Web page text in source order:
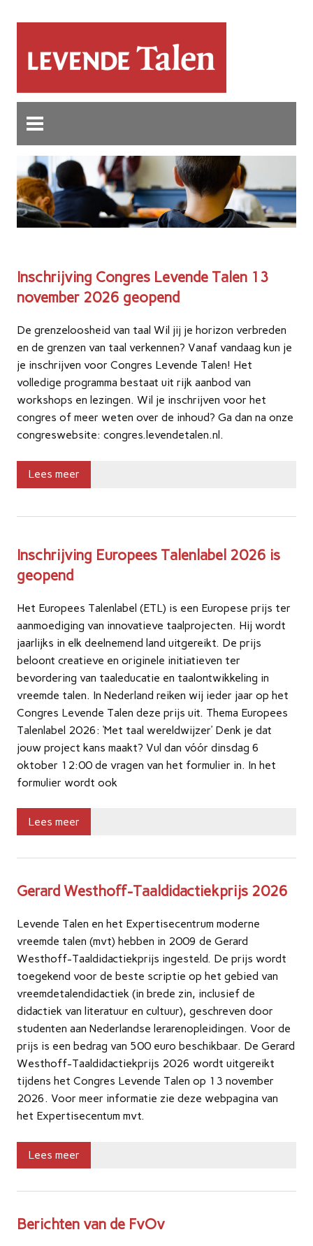
Inschrijving Congres Levende Talen 13
november 2026 geopend
De grenzeloosheid van taal Wil jij je horizon verbreden
en de grenzen van taal verkennen? Vanaf vandaag kun je
je inschrijven voor Congres Levende Talen! Het
volledige programma bestaat uit rijk aanbod van
workshops en lezingen. Wil je inschrijven voor het
congres of meer weten over de inhoud? Ga dan na onze
congreswebsite: congres.levendetalen.nl.
Lees meer
Inschrijving Europees Talenlabel 2026 is
geopend
Het Europees Talenlabel (ETL) is een Europese prijs ter
aanmoediging van innovatieve taalprojecten. Hij wordt
jaarlijks in elk deelnemend land uitgereikt. De prijs
beloont creatieve en originele initiatieven ter
bevordering van taaleducatie en taalontwikkeling in
vreemde talen. In Nederland reiken wij ieder jaar op het
Congres Levende Talen deze prijs uit. Thema Europees
Talenlabel 2026: ‘Met taal wereldwijzer’ Denk je dat
jouw project kans maakt? Vul dan vóór dinsdag 6
oktober 12:00 de vragen van het formulier in. In het
formulier wordt ook
Lees meer
Gerard Westhoff-Taaldidactiekprijs 2026
Levende Talen en het Expertisecentrum moderne
vreemde talen (mvt) hebben in 2009 de Gerard
Westhoff-Taaldidactiekprijs ingesteld. De prijs wordt
toegekend voor de beste scriptie op het gebied van
vreemdetalendidactiek (in brede zin, inclusief de
didactiek van literatuur en cultuur), geschreven door
studenten aan Nederlandse lerarenopleidingen. Voor de
prijs is een bedrag van 500 euro beschikbaar. De Gerard
Westhoff-Taaldidactiekprijs 2026 wordt uitgereikt
tijdens het Congres Levende Talen op 13 november
2026. Voor meer informatie zie deze webpagina van
het Expertisecentum mvt.
Lees meer
Berichten van de FvOv